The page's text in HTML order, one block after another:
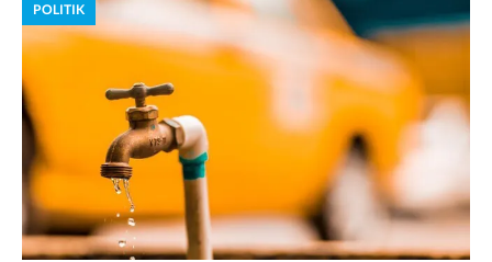
POLITIK